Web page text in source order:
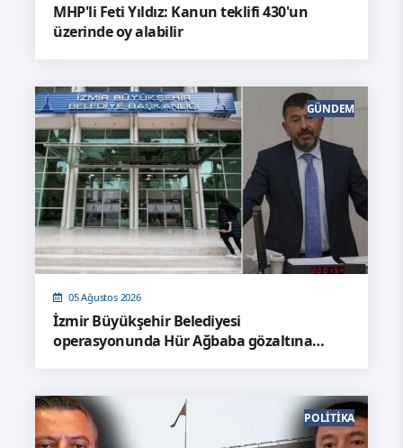
MHP'li Feti Yıldız: Kanun teklifi 430'un
üzerinde oy alabilir
05 Ağustos 2026
İzmir Büyükşehir Belediyesi
operasyonunda Hür Ağbaba gözaltına
GÜNDEM
POLITIKA